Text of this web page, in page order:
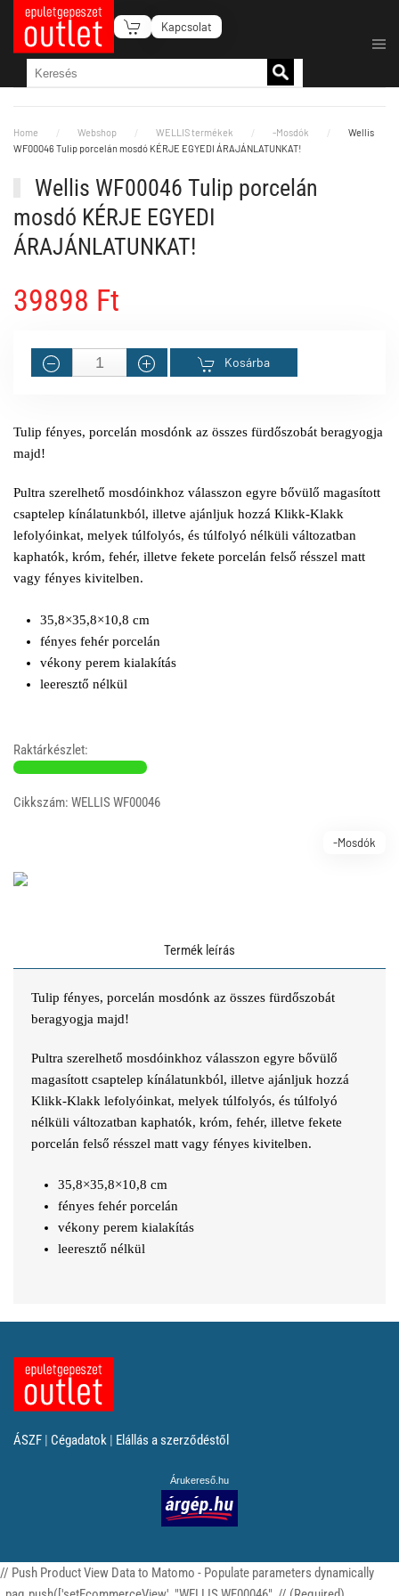
Fő tartalom átugrása
Kapcsolat
Home Webshop WELLIS termékek -Mosdók
Wellis
WF00046 Tulip porcelán mosdó KÉRJE EGYEDI ÁRAJÁNLATUNKAT!
Wellis WF00046 Tulip porcelán
mosdó KÉRJE EGYEDI
ÁRAJÁNLATUNKAT!
39898 Ft
Kosárba
Tulip fényes, porcelán mosdónk az összes fürdőszobát beragyogja
majd!
Pultra szerelhető mosdóinkhoz válasszon egyre bővülő magasított
csaptelep kínálatunkból, illetve ajánljuk hozzá Klikk-Klakk
lefolyóinkat, melyek túlfolyós, és túlfolyó nélküli változatban
kaphatók, króm, fehér, illetve fekete porcelán felső résszel matt
vagy fényes kivitelben.
35,8×35,8×10,8 cm
fényes fehér porcelán
vékony perem kialakítás
leeresztő nélkül
Raktárkészlet:
Cikkszám: WELLIS WF00046
-Mosdók
Termék leírás
Tulip fényes, porcelán mosdónk az összes fürdőszobát
beragyogja majd!
Pultra szerelhető mosdóinkhoz válasszon egyre bővülő
magasított csaptelep kínálatunkból, illetve ajánljuk hozzá
Klikk-Klakk lefolyóinkat, melyek túlfolyós, és túlfolyó
nélküli változatban kaphatók, króm, fehér, illetve fekete
porcelán felső résszel matt vagy fényes kivitelben.
35,8×35,8×10,8 cm
fényes fehér porcelán
vékony perem kialakítás
leeresztő nélkül
ÁSZF | Cégadatok | Elállás a szerződéstől
Árukereső.hu
// Push Product View Data to Matomo - Populate parameters dynamically